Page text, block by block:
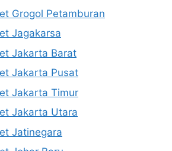
Grogol Petamburan
Jagakarsa
Jakarta Barat
Jakarta Pusat
Jakarta Timur
Jakarta Utara
Jatinegara